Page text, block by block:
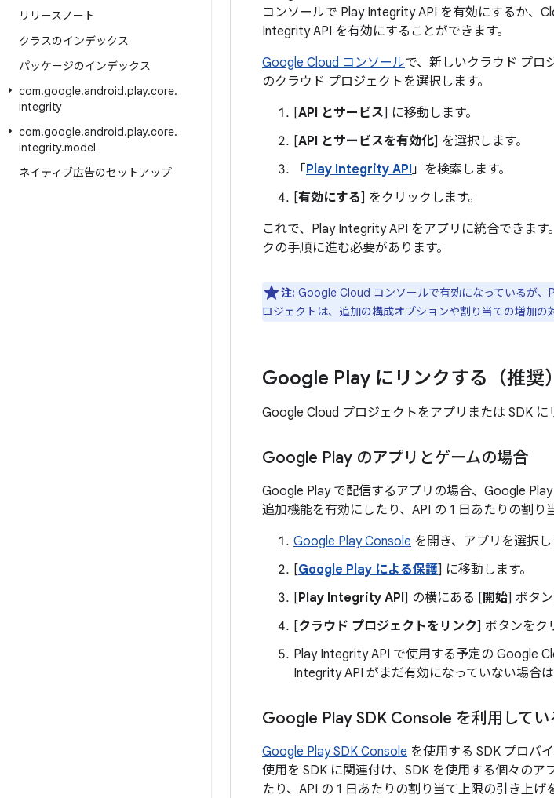
リリースノート
クラスのインデックス
パッケージのインデックス
com.google.android.play.core.
integrity
com.google.android.play.core.
integrity.model
ネイティブ広告のセットアップ
コンソールで Play Integrity API を有効にするか、
Integrity API を有効にすることができます。
Google Cloud コンソールで、新しいクラウド プロ
のクラウド プロジェクトを選択します。
[API とサービス] に移動します。
[API とサービスを有効化] を選択します。
「 Play Integrity API」を検索します。
[有効にする] をクリックします。
これで、Play Integrity API をアプリに統合できま
クの手順に進む必要があります。
注: Google Cloud コンソールで有効になっているが
ロジェクトは、追加の構成オプションや割り当ての増加の
Google Play にリンクする（推奨）
Google Cloud プロジェクトをアプリまたは SDK に
Google Play のアプリとゲームの場合
Google Play で配信するアプリの場合、Google
追加機能を有効にしたり、API の 1 日あたりの割り
Google Play Console を開き、アプリを選択し
[Google Play による保護] に移動します。
[Play Integrity API] の横にある [ 開始] ボタ
[クラウド プロジェクトをリンク] ボタンをク
Play Integrity API で使用する予定の Google
Integrity API がまだ有効になっていない場合
Google Play SDK Console を利用してい
Google Play SDK Console を使用する SDK プロバ
使用を SDK に関連付け、SDK を使用する個々の
たり、API の 1 日あたりの割り当て上限の引き上